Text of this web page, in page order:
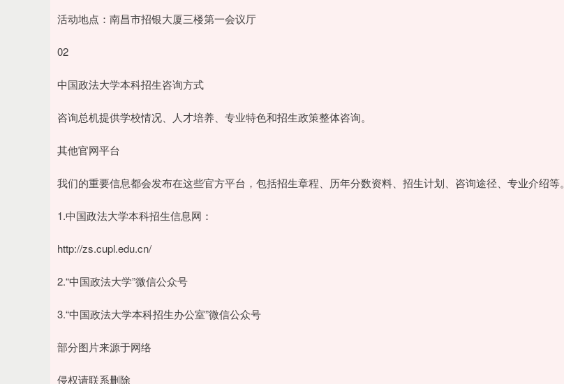
活动地点：南昌市招银大厦三楼第一会议厅
02
中国政法大学本科招生咨询方式
咨询总机提供学校情况、人才培养、专业特色和招生政策整体咨询。
其他官网平台
我们的重要信息都会发布在这些官方平台，包括招生章程、历年分数资料、招生计划、咨询途径、专业介绍等。
1.中国政法大学本科招生信息网：
http://zs.cupl.edu.cn/
2.“中国政法大学”微信公众号
3.“中国政法大学本科招生办公室”微信公众号
部分图片来源于网络
侵权请联系删除